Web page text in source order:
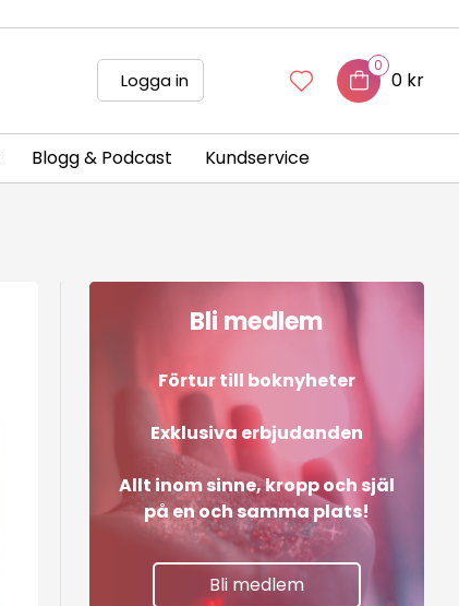
Logga in
0
0 kr
Blogg & Podcast Kundservice
Bli medlem
Förtur till boknyheter
Exklusiva erbjudanden
Allt inom sinne, kropp och själ
på en och samma plats!
Bli medlem